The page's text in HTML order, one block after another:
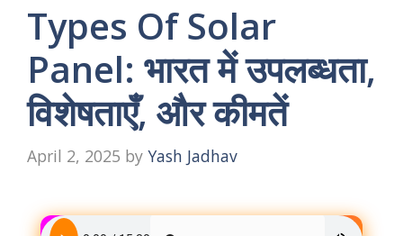
Types Of Solar
Panel: भारत में उपलब्धता,
विशेषताएँ, और कीमतें
April 2, 2025 by Yash Jadhav